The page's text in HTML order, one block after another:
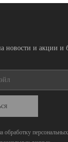
новости и акции и
обработку